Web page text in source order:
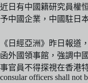
近日有中國籍研究員權
予中國企業，中國駐日
《日經亞洲》昨日報道
函外國領事館，強調中
事官員不得探視在香港
consular officers shall not